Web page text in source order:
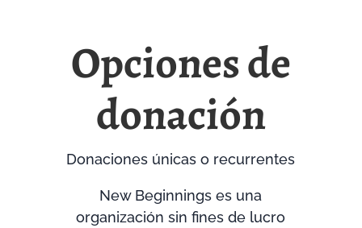
Opciones de
donación
Donaciones únicas o recurrentes
New Beginnings es una
organización sin fines de lucro